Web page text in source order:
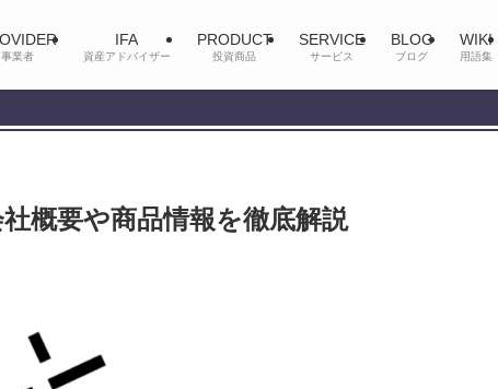
事業者
IFA
資産アドバイザー
PRODUCT
投資商品
SERVICE
サービス
BLOG
ブログ
WIKI
用語集
概要や商品情報を徹底解説